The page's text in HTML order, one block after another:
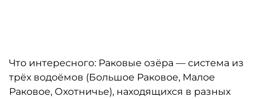
Что интересного: Раковые озёра — система из
трёх водоёмов (Большое Раковое, Малое
Раковое, Охотничье), находящихся в разных